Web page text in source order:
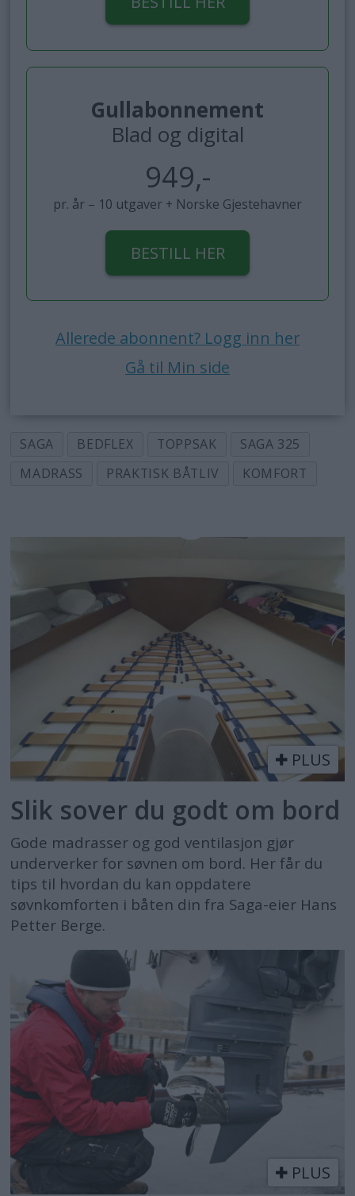
Gullabonnement
Blad og digital
949,-
pr. år – 10 utgaver + Norske Gjestehavner
BESTILL HER
Allerede abonnent? Logg inn her
Gå til Min side
SAGA BEDFLEX TOPPSAK
SAGA 325
MADRASS
PRAKTISK BÅTLIV KOMFORT
PLUS
Slik sover du godt om bord
Gode madrasser og god ventilasjon gjør
underverker for søvnen om bord. Her får du
tips til hvordan du kan oppdatere
søvnkomforten i båten din fra Saga-eier Hans
Petter Berge.
PLUS